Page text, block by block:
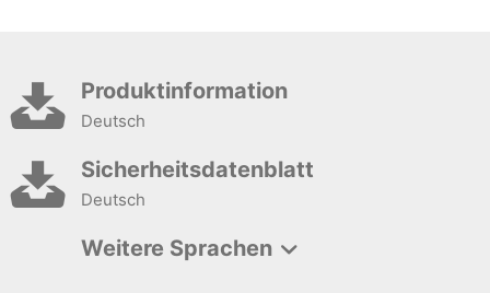
Produktinformation
Deutsch
Sicherheitsdatenblatt
Deutsch
Weitere Sprachen